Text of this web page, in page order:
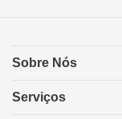
Sobre Nós
Serviços